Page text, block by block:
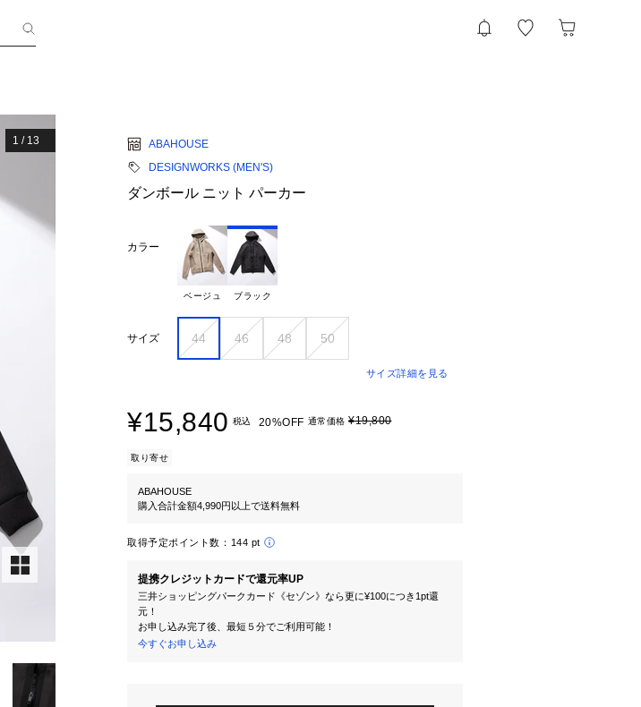
1 / 13
ABAHOUSE
DESIGNWORKS (MEN'S)
ダンボール ニット パーカー
カラー
ベージュ ブラック
サイズ 44 46 48 50
サイズ詳細を見る
¥15,840 税込 20%OFF 通常価格 ¥19,800
取り寄せ
ABAHOUSE
購入合計金額4,990円以上で送料無料
取得予定ポイント数： 144 pt
提携クレジットカードで還元率UP
三井ショッピングパークカード《セゾン》なら更に¥100につき1pt還
元！
お申し込み完了後、最短５分でご利用可能！
今すぐお申し込み